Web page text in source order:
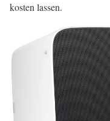
kosten lassen.